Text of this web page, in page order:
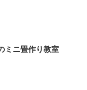
ミニ畳作り教室